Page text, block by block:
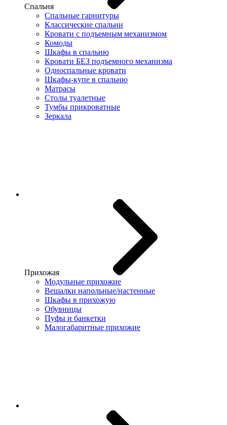
Спальня
Спальные гарнитуры
Классические спальни
Кровати с подъемным механизмом
Комоды
Шкафы в спальню
Кровати БЕЗ подъемного механизма
Односпальные кровати
Шкафы-купе в спальню
Матрасы
Столы туалетные
Тумбы прикроватные
Зеркала
Прихожая
Модульные прихожие
Вешалки напольные/настенные
Шкафы в прихожую
Обувницы
Пуфы и банкетки
Малогабаритные прихожие